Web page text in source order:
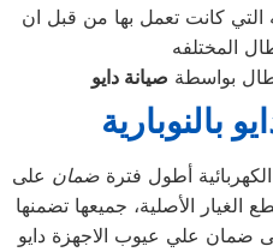
التي كانت تعمل بها من قبل ان
بواسطة صيانة دايو
بالنوبارية
أطول فترة ضمان على
الغيار الأصلية، جميعها تضمنها
ضمان علي عيوب الاجهزة دايو